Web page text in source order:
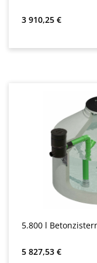
Обычная цена:
3 910,25 €
5.800 l
Обычная цена:
5 827,53 €